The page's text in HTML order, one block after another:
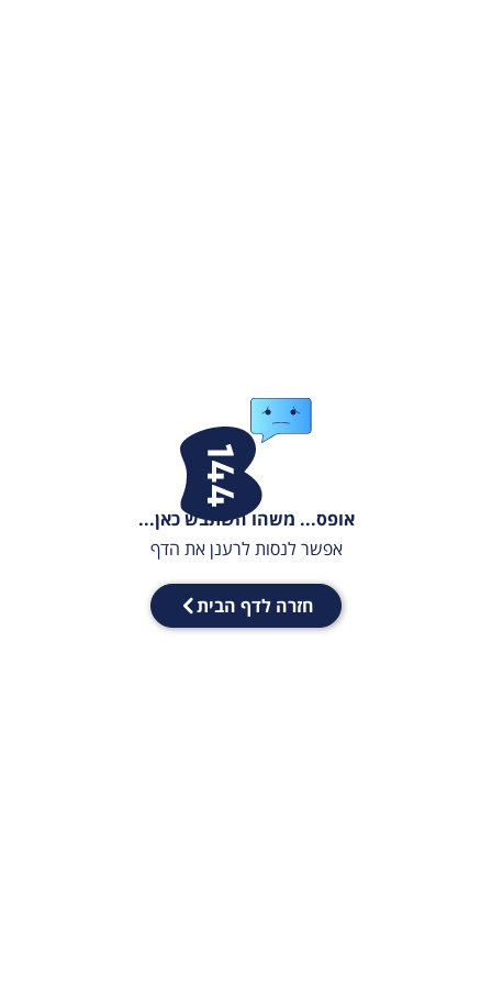
אופס... משהו השתבש כאן...
אפשר לנסות לרענן את הדף
חזרה לדף הבית